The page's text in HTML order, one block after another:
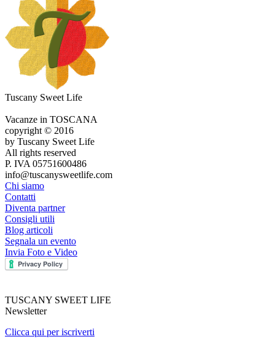
Tuscany Sweet Life
Vacanze in TOSCANA
copyright © 2016
by Tuscany Sweet Life
All rights reserved
P. IVA 05751600486
info@tuscanysweetlife.com
Chi siamo
Contatti
Diventa partner
Consigli utili
Blog articoli
Segnala un evento
Invia Foto e Video
TUSCANY SWEET LIFE
Newsletter
Clicca qui per iscriverti